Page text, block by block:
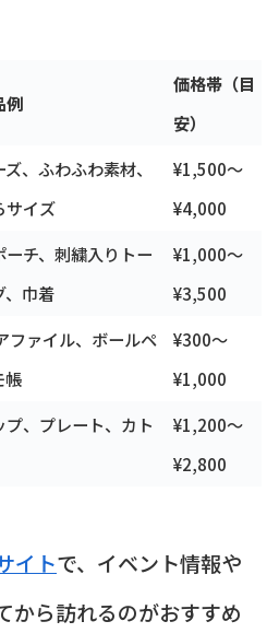
例
価格帯（目
安）
、ふわふわ素材、
サイズ
¥1,500〜
¥4,000
ーチ、刺繍入りトー
、巾着
¥1,000〜
¥3,500
ファイル、ボールペ
帳
¥300〜
¥1,000
プ、プレート、カト
¥1,200〜
¥2,800
イトで、イベント情報や
から訪れるのがおすすめ